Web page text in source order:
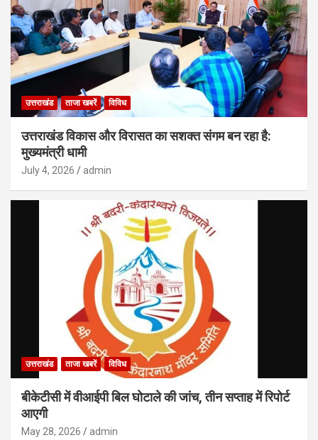
उत्तराखंड ताजा खबरें विविध
उत्तराखंड विकास और विरासत का सशक्त संगम बन रहा है:
मुख्यमंत्री धामी
July 4, 2026 admin
उत्तराखंड ताजा खबरें विविध
बीकेटीसी में वीआईपी बिल घोटाले की जांच, तीन सप्ताह में रिपोर्ट
आएगी
May 28, 2026 admin